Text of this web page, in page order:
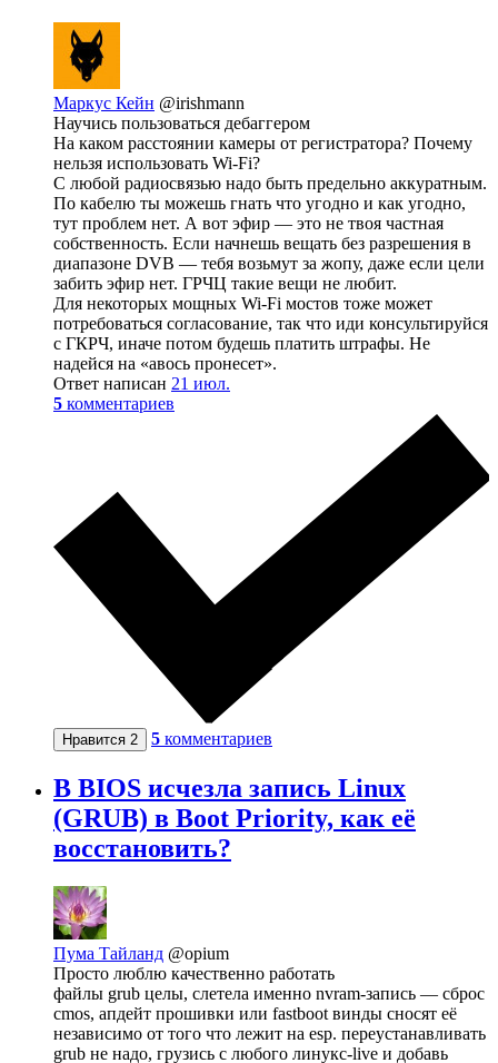
Маркус Кейн @irishmann
Научись пользоваться дебаггером
На каком расстоянии камеры от регистратора? Почему
нельзя использовать Wi-Fi?
С любой радиосвязью надо быть предельно аккуратным.
По кабелю ты можешь гнать что угодно и как угодно,
тут проблем нет. А вот эфир — это не твоя частная
собственность. Если начнешь вещать без разрешения в
диапазоне DVB — тебя возьмут за жопу, даже если цели
забить эфир нет. ГРЧЦ такие вещи не любит.
Для некоторых мощных Wi-Fi мостов тоже может
потребоваться согласование, так что иди консультируйся
с ГКРЧ, иначе потом будешь платить штрафы. Не
надейся на «авось пронесет».
Ответ написан 21 июл.
5 комментариев
Нравится 2 5 комментариев
В BIOS исчезла запись Linux
(GRUB) в Boot Priority, как её
восстановить?
Пума Тайланд @opium
Просто люблю качественно работать
файлы grub целы, слетела именно nvram-запись — сброс
cmos, апдейт прошивки или fastboot винды сносят её
независимо от того что лежит на esp. переустанавливать
grub не надо, грузись с любого линукс-live и добавь